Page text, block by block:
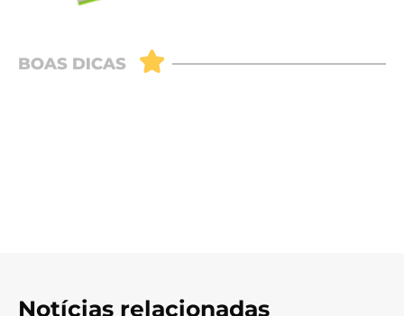
Notícias relacionadas